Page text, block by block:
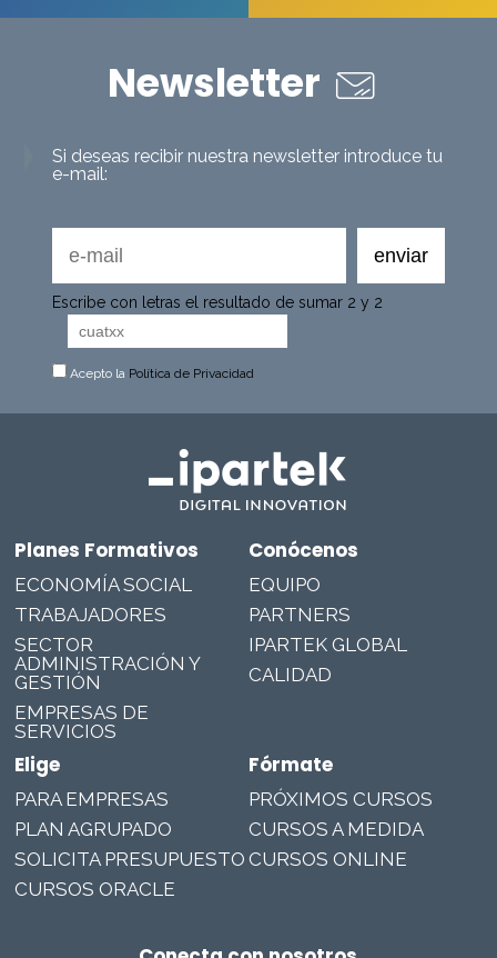
Newsletter
Si deseas recibir nuestra newsletter introduce tu
e-mail:
Escribe con letras el resultado de sumar 2 y 2
Acepto la Política de Privacidad
Elige
PARA EMPRESAS
PLAN AGRUPADO
SOLICITA PRESUPUESTO
CURSOS ORACLE
Fórmate
PRÓXIMOS CURSOS
CURSOS A MEDIDA
CURSOS ONLINE
Planes Formativos
ECONOMÍA SOCIAL
TRABAJADORES
SECTOR
ADMINISTRACIÓN Y
GESTIÓN
EMPRESAS DE
SERVICIOS
Conócenos
EQUIPO
PARTNERS
IPARTEK GLOBAL
CALIDAD